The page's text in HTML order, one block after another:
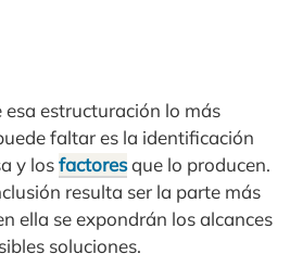
estructuración lo más
faltar es la identificación
y losfactoresque lo producen.
resulta ser la parte más
ella se expondrán los alcances
soluciones.